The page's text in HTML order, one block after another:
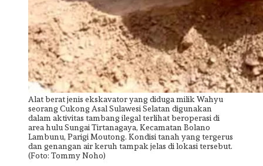
Alat berat jenis ekskavator yang diduga milik Wahyu
seorang Cukong Asal Sulawesi Selatan digunakan
dalam aktivitas tambang ilegal terlihat beroperasi di
area hulu Sungai Tirtanagaya, Kecamatan Bolano
Lambunu, Parigi Moutong. Kondisi tanah yang tergerus
dan genangan air keruh tampak jelas di lokasi tersebut.
(Foto: Tommy Noho)